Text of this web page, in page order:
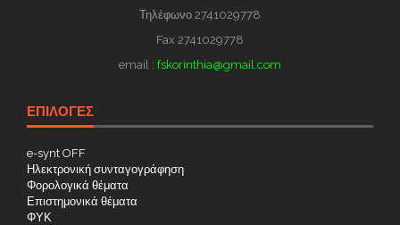
Τηλέφωνο 2741029778
Fax 2741029778
email : fskorinthia@gmail.com
ΕΠΙΛΟΓΕΣ
e-synt OFF
Ηλεκτρονική συνταγογράφηση
Φορολογικά θέματα
Επιστημονικά θέματα
ΦΥΚ